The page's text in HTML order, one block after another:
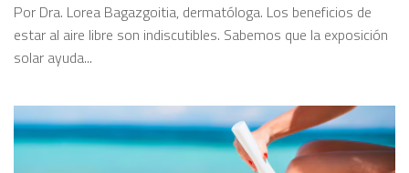
Por Dra. Lorea Bagazgoitia, dermatóloga. Los beneficios de
estar al aire libre son indiscutibles. Sabemos que la exposición
solar ayuda...